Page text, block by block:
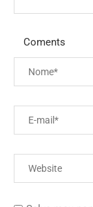
Coments